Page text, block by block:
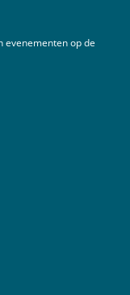
evenementen op de